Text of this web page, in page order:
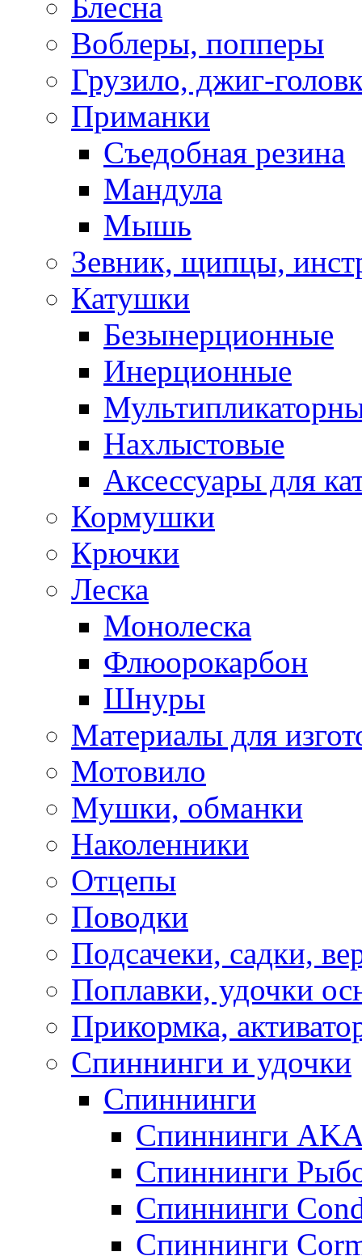
Блесна
Воблеры, попперы
Грузило, джиг-
Приманки
Съедобная резина
Мандула
Мышь
Зевник, щипцы,
Катушки
Безынерционные
Инерционные
Нахлыстовые
Аксессуары для
Кормушки
Крючки
Леска
Монолеска
Флюорокарбон
Шнуры
Материалы для
Мотовило
Мушки, обманки
Наколенники
Отцепы
Поводки
Подсачеки, садки,
Поплавки, удочки
Прикормка,
Спиннинги и удочки
Спиннинги
Спиннинги
Спиннинги
Спиннинги
Спиннинги